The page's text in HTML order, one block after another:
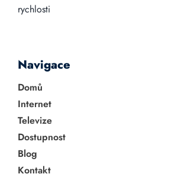
rychlosti
Navigace
Domů
Internet
Televize
Dostupnost
Blog
Kontakt